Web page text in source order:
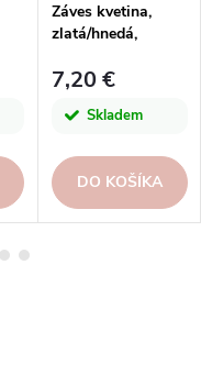
Záves kvetina,
zlatá/hnedá,
7,20 €
Skladem
DO KOŠÍKA